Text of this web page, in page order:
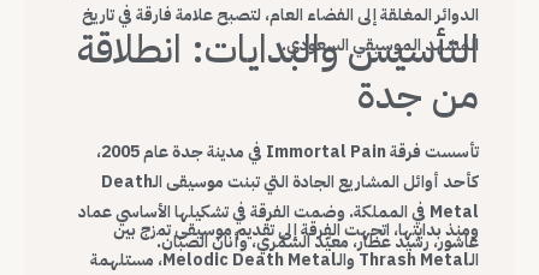
الدوائر المغلقة إلى الفضاء العام، لتصبح علامة فارقة في تاريخ
المشهد الموسيقي السعودي.
التأسيس والبدايات: انطلاقة
من جدة
تأسست فرقة Immortal Pain في مدينة جدة عام 2005،
كأحد أوائل المشاريع الجادة التي تبنت موسيقى الـDeath
Metal في المملكة. وضمت الفرقة في تشكيلها الأساسي عماد
عاشور، رشيد عطار، معيّد الشمّري، وأنان الصبّان.
ومنذ بدايتها، اتجهت الفرقة إلى تقديم موسيقى تمزج بين
الـThrash Metal والـMelodic Death Metal، مستلهمة